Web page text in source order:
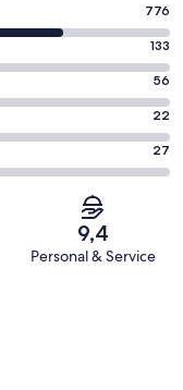
776
133
56
22
27
9,4
Personal & Service